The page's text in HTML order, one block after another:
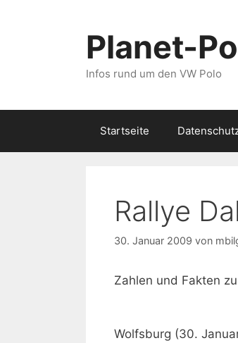
Planet-
Infos rund um den VW Polo
Startseite
Rallye
30. Januar 2009 von
Zahlen und Fakten
Wolfsburg (30.